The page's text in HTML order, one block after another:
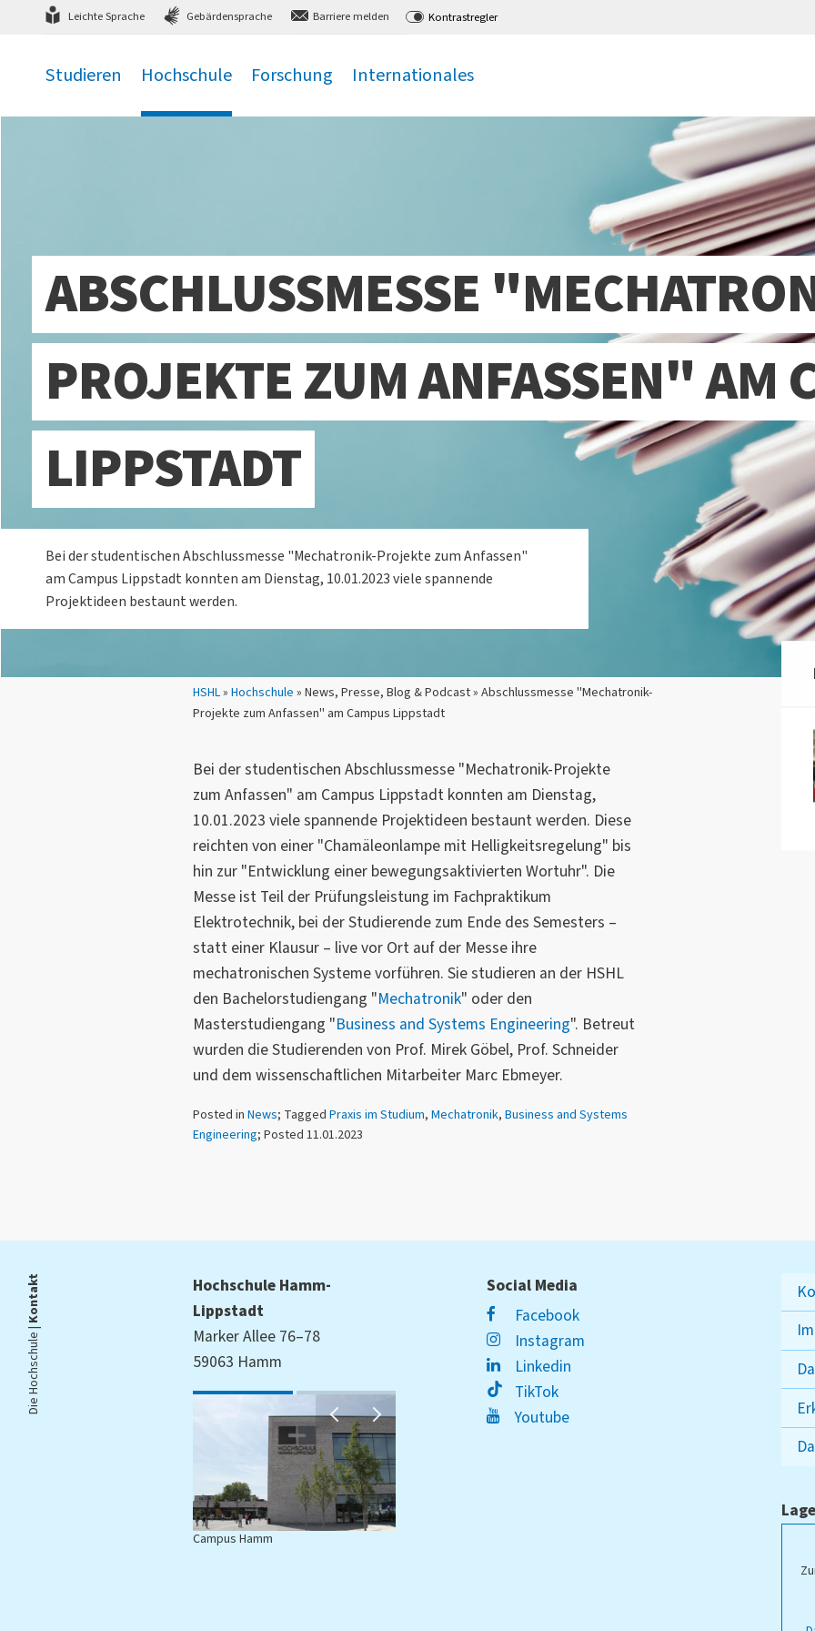
zum Hauptmenü zum Inhalt,
Leichte Sprache Gebärdensprache Barriere melden Kontrastregler
Studieren Hochschule Forschung Internationales
Sie sind hier:
HSHL» Hochschule » News, Presse, Blog & Podcast » Abschlussmesse "Mechatronik-
Projekte zum Anfassen" am Campus Lippstadt
ABSCHLUSSMESSE
PROJEKTE ZUM ANFASSEN" AM
LIPPSTADT
Bei der studentischen Abschlussmesse "Mechatronik-Projekte zum Anfassen"
am Campus Lippstadt konnten am Dienstag, 10.01.2023 viele spannende
Projektideen bestaunt werden.
Bei der studentischen Abschlussmesse "Mechatronik-Projekte
zum Anfassen" am Campus Lippstadt konnten am Dienstag,
10.01.2023 viele spannende Projektideen bestaunt werden. Diese
reichten von einer "Chamäleonlampe mit Helligkeitsregelung" bis
hin zur "Entwicklung einer bewegungsaktivierten Wortuhr". Die
Messe ist Teil der Prüfungsleistung im Fachpraktikum
Elektrotechnik, bei der Studierende zum Ende des Semesters –
statt einer Klausur – live vor Ort auf der Messe ihre
mechatronischen Systeme vorführen. Sie studieren an der HSHL
den Bachelorstudiengang "Mechatronik" oder den
Masterstudiengang "Business and Systems Engineering". Betreut
wurden die Studierenden von Prof. Mirek Göbel, Prof. Schneider
und dem wissenschaftlichen Mitarbeiter Marc Ebmeyer.
Posted in News; Tagged Praxis im Studium, Mechatronik, Business and Systems
Engineering; Posted 11.01.2023
Die Hochschule |
Kontakt
Hochschule Hamm-
Lippstadt
Marker Allee 76–78
59063 Hamm
Campus Hamm
Social Media
Facebook
Instagram
Linkedin
TikTok
Youtube